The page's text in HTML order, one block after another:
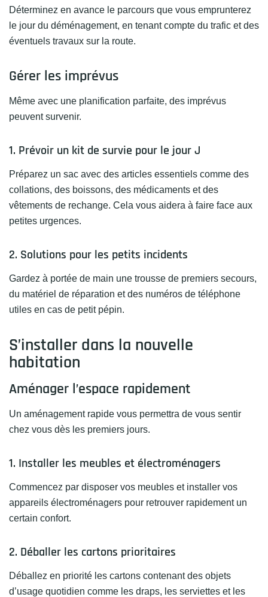
Déterminez en avance le parcours que vous emprunterez
le jour du déménagement, en tenant compte du trafic et des
éventuels travaux sur la route.
Gérer les imprévus
Même avec une planification parfaite, des imprévus
peuvent survenir.
1. Prévoir un kit de survie pour le jour J
Préparez un sac avec des articles essentiels comme des
collations, des boissons, des médicaments et des
vêtements de rechange. Cela vous aidera à faire face aux
petites urgences.
2. Solutions pour les petits incidents
Gardez à portée de main une trousse de premiers secours,
du matériel de réparation et des numéros de téléphone
utiles en cas de petit pépin.
S’installer dans la nouvelle
habitation
Aménager l’espace rapidement
Un aménagement rapide vous permettra de vous sentir
chez vous dès les premiers jours.
1. Installer les meubles et électroménagers
Commencez par disposer vos meubles et installer vos
appareils électroménagers pour retrouver rapidement un
certain confort.
2. Déballer les cartons prioritaires
Déballez en priorité les cartons contenant des objets
d’usage quotidien comme les draps, les serviettes et les